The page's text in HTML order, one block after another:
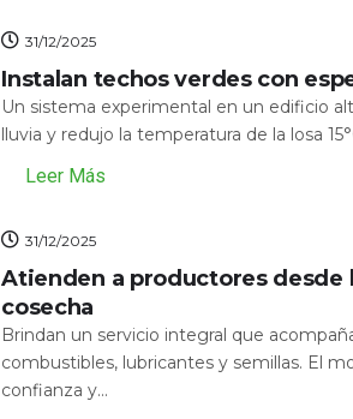
31/12/2025
Instalan techos verdes con
Un sistema experimental en un edificio
lluvia y redujo la temperatura de la losa
Leer Más
31/12/2025
Atienden a productores desde
cosecha
Brindan un servicio integral que
combustibles, lubricantes y semillas. El
confianza y...